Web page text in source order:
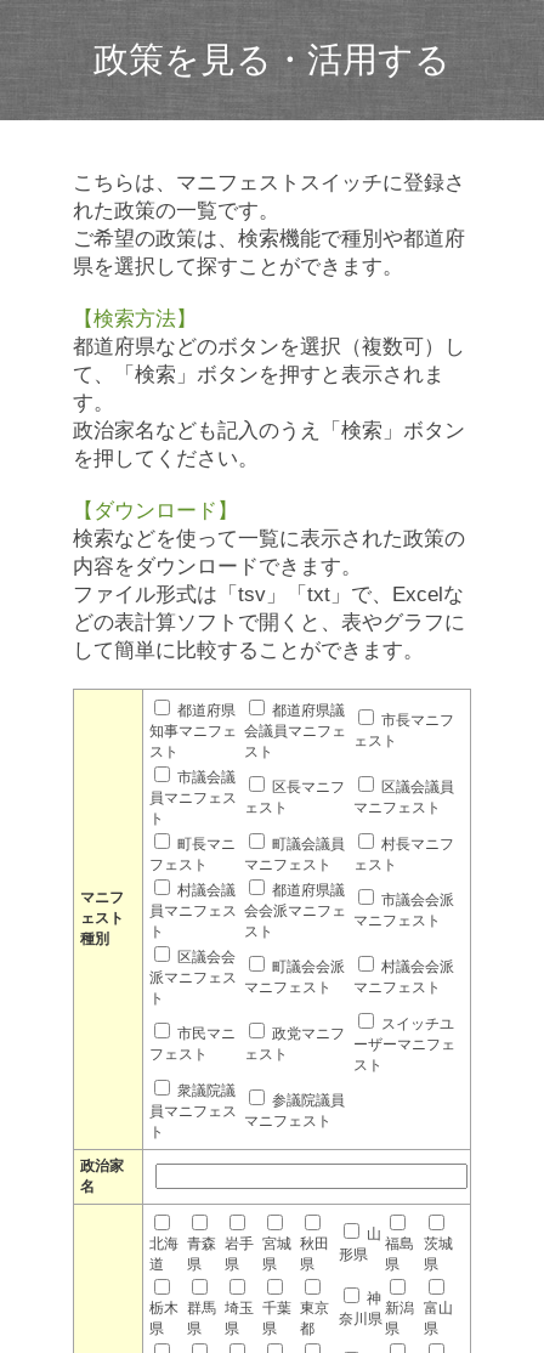
政策を見る・活用する
こちらは、マニフェストスイッチに登録さ
れた政策の一覧です。
ご希望の政策は、検索機能で種別や都道府
県を選択して探すことができます。
【検索方法】
都道府県などのボタンを選択（複数可）し
て、「検索」ボタンを押すと表示されま
す。
政治家名なども記入のうえ「検索」ボタン
を押してください。
【ダウンロード】
検索などを使って一覧に表示された政策の
内容をダウンロードできます。
ファイル形式は「tsv」「txt」で、Excelな
どの表計算ソフトで開くと、表やグラフに
して簡単に比較することができます。
マニフ
ェスト
種別
都道府県
知事マニフェ
スト
都道府県議
会議員マニフェ
スト
市長マニフ
ェスト
市議会議
員マニフェス
ト
区長マニフ
ェスト
区議会議員
マニフェスト
町長マニ
フェスト
町議会議員
マニフェスト
村長マニフ
ェスト
村議会議
員マニフェス
ト
都道府県議
会会派マニフェ
スト
市議会会派
マニフェスト
区議会会
派マニフェス
ト
町議会会派
マニフェスト
村議会会派
マニフェスト
市民マニ
フェスト
政党マニフ
ェスト
スイッチユ
ーザーマニフェ
スト
衆議院議
員マニフェス
ト
参議院議員
マニフェスト
政治家
名
北海
道
青森
県
岩手
県
宮城
県
秋田
県
山
形県
福島
県
茨城
県
栃木
県
群馬
県
埼玉
県
千葉
県
東京
都
神
奈川県
新潟
県
富山
県